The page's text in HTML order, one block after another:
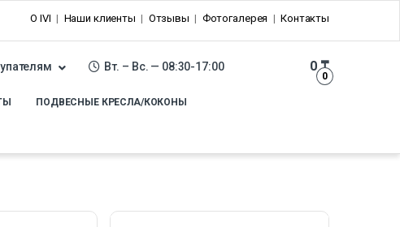
О IVI Наши клиенты Отзывы Фотогалерея Контакты
Вт. – Вс. — 08:30-17:00
0
0₸
ПОДВЕСНЫЕ КРЕСЛА/КОКОНЫ